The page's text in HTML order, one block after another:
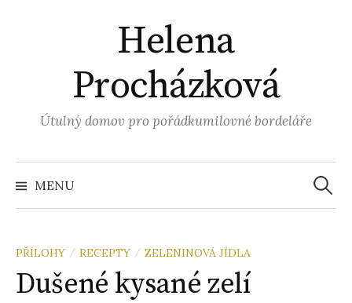
Helena
Procházková
Útulný domov pro pořádkumilovné bordeláře
MENU
PŘÍLOHY / RECEPTY / ZELENINOVÁ JÍDLA
Dušené kysané zelí